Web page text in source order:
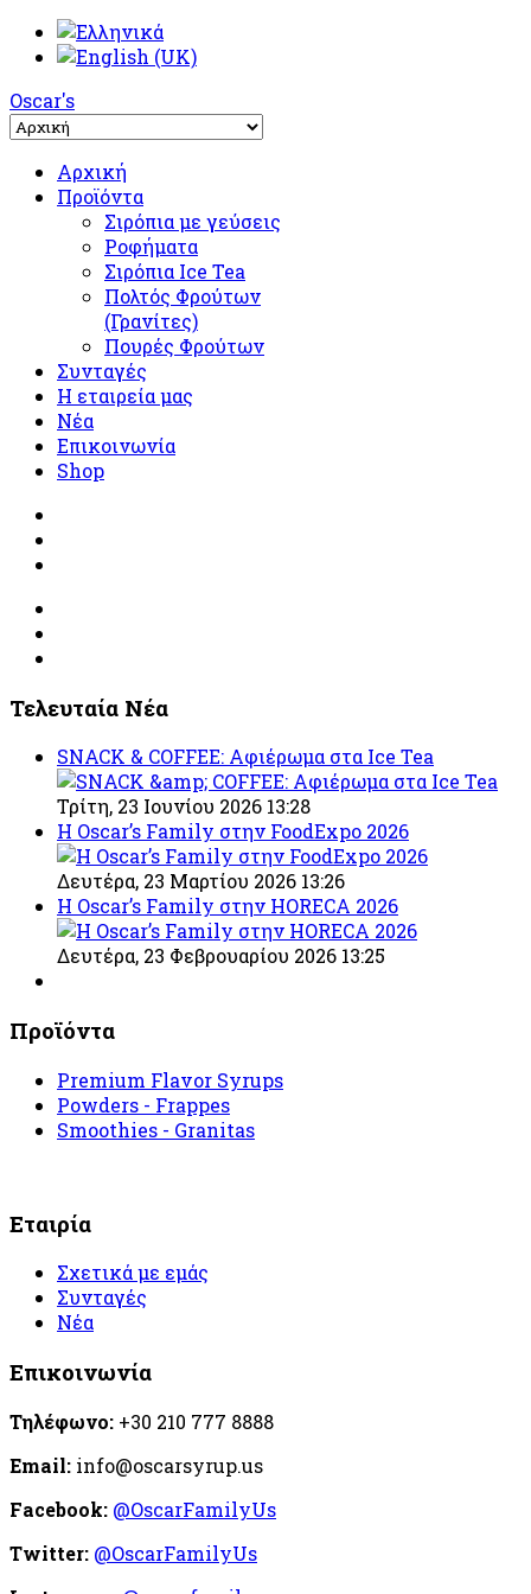
Oscar's
Αρχική
Προϊόντα
Σιρόπια με γεύσεις
Ροφήματα
Σιρόπια Ice Tea
Πολτός Φρούτων
(Γρανίτες)
Πουρές Φρούτων
Συνταγές
Η εταιρεία μας
Νέα
Επικοινωνία
Shop
Τελευταία Νέα
SNACK & COFFEE: Αφιέρωμα στα Ice Tea
Τρίτη, 23 Ιουνίου 2026 13:28
Η Oscar’s Family στην FoodExpo 2026
Δευτέρα, 23 Μαρτίου 2026 13:26
Η Oscar’s Family στην HORECA 2026
Δευτέρα, 23 Φεβρουαρίου 2026 13:25
Προϊόντα
Premium Flavor Syrups
Powders - Frappes
Smoothies - Granitas
Εταιρία
Σχετικά με εμάς
Συνταγές
Νέα
Επικοινωνία
Τηλέφωνο: +30 210 777 8888
Email: info@oscarsyrup.us
Facebook: @OscarFamilyUs
Twitter: @OscarFamilyUs